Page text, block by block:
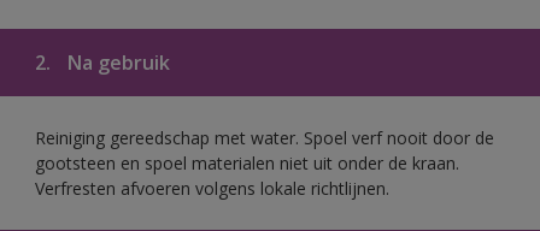
2. Na gebruik
Reiniging gereedschap met water. Spoel verf nooit door de
gootsteen en spoel materialen niet uit onder de kraan.
Verfresten afvoeren volgens lokale richtlijnen.